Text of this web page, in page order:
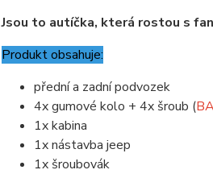
Jsou to autíčka, která rostou s
Produkt obsahuje:
přední a zadní podvozek
4x gumové kolo + 4x šroub (
1x kabina
1x nástavba jeep
1x šroubovák